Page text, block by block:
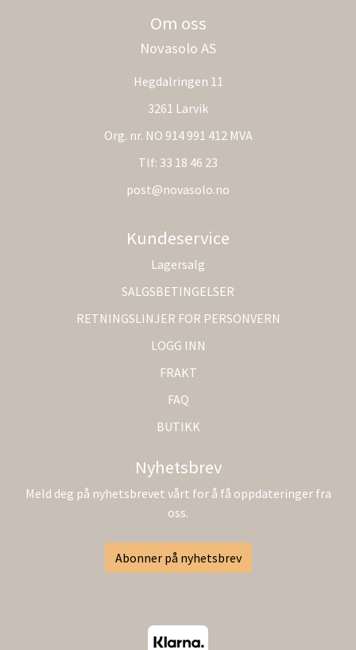
Om oss
Novasolo AS
Hegdalringen 11
3261 Larvik
Org. nr. NO 914 991 412 MVA
Tlf: 33 18 46 23
post@novasolo.no
Kundeservice
Lagersalg
SALGSBETINGELSER
RETNINGSLINJER FOR PERSONVERN
LOGG INN
FRAKT
FAQ
BUTIKK
Nyhetsbrev
Meld deg på nyhetsbrevet vårt for å få oppdateringer fra
oss.
Abonner på nyhetsbrev